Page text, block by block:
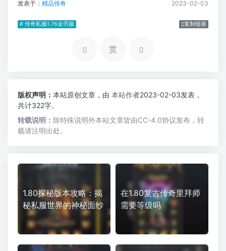
发表于： 精品传奇 2023-02-03
# 传奇私服1.76金币服 复制链接
赏
版权声明： 本站原创文章，由 本站作者2023-02-03发表，
共计322字。
转载说明： 除特殊说明外本站文章皆由CC-4.0协议发布，转
载请注明出处。
1.80探秘版本攻略：揭
秘私服世界的神秘面纱
在1.80复古传奇里拜师
需要等级吗